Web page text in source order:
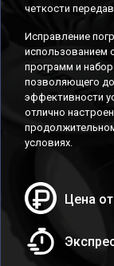
четкости
Исправление
использованием
программ и
позволяющего
эффективности
отлично
условиях.
Цена от